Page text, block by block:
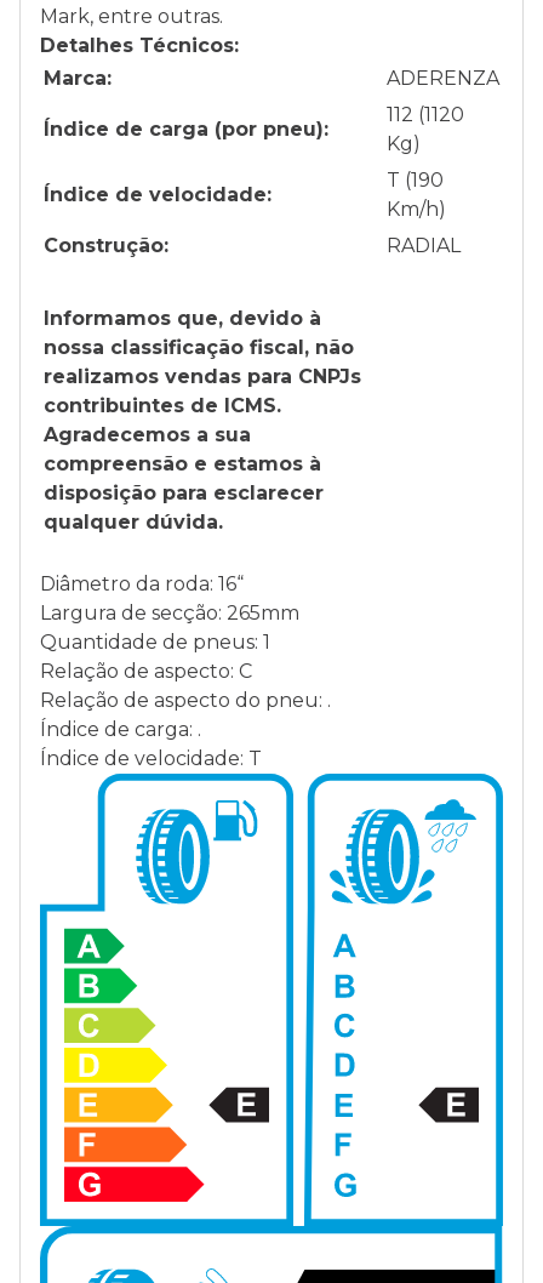
Mark, entre outras.
Detalhes Técnicos:
Marca:
ADERENZA
Índice de carga (por pneu):
112 (1120
Kg)
Índice de velocidade:
T (190
Km/h)
Construção:
RADIAL
Informamos que, devido à
nossa classificação fiscal, não
realizamos vendas para CNPJs
contribuintes de ICMS.
Agradecemos a sua
compreensão e estamos à
disposição para esclarecer
qualquer dúvida.
Diâmetro da roda: 16“
Largura de secção: 265mm
Quantidade de pneus: 1
Relação de aspecto: C
Relação de aspecto do pneu: .
Índice de carga: .
Índice de velocidade: T